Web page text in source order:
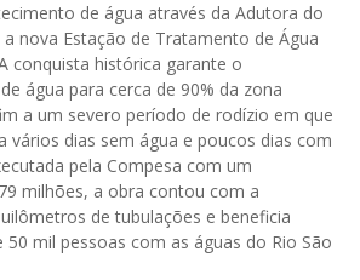
de água através da Adutora do
nova Estação de Tratamento de Água
conquista histórica garante o
água para cerca de 90% da zona
a um severo período de rodízio em que
vários dias sem água e poucos dias com
pela Compesa com um
milhões, a obra contou com a
de tubulações e beneficia
mil pessoas com as águas do Rio São